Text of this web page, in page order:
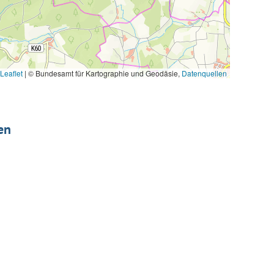
| © Bundesamt für Kartographie und Geodäsie, Datenquellen